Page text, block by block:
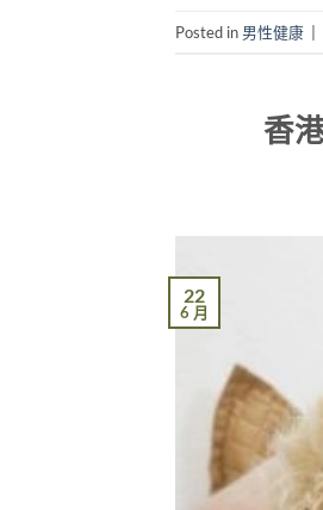
Posted in 男性健康
香
22
6 月